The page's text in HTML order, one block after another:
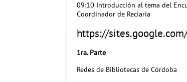
09:10 Introducción al tema del
Coordinador de Reciaria
https://
1ra. Parte
Redes de Bibliotecas de Córdoba